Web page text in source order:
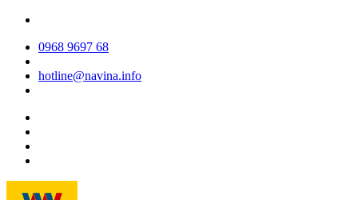
0968 9697 68
hotline@navina.info